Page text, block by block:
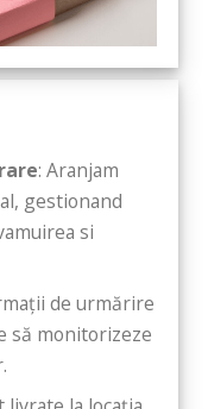
: Aranjam
gestionand
si
de urmărire
să monitorizeze